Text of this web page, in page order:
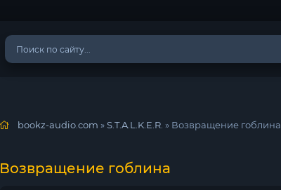
bookz-audio.com »S.T.A.L.K.E.R. » Возвращение гоблина
Возвращение гоблина